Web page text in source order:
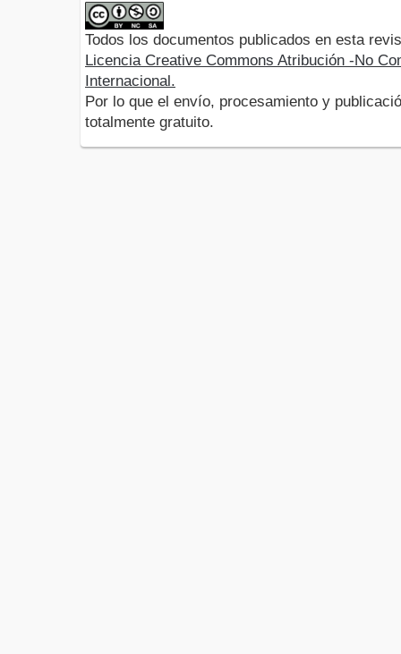
Todos los documentos publicados en esta
Licencia Creative Commons Atribución -No
Internacional.
Por lo que el envío, procesamiento y
totalmente gratuito.